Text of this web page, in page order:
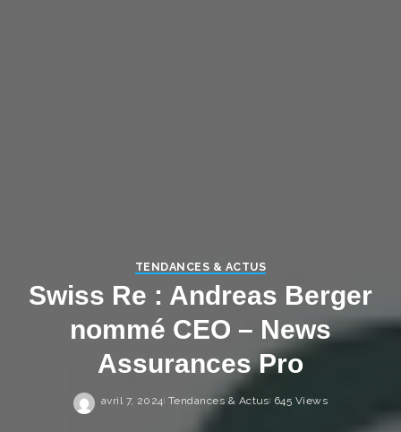
TENDANCES & ACTUS
Swiss Re : Andreas Berger
nommé CEO – News
Assurances Pro
avril 7, 2024 Tendances & Actus 645 Views